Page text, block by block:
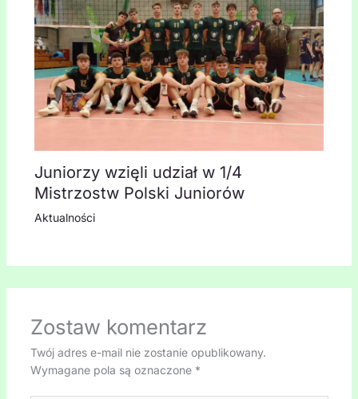
Juniorzy wzięli udział w 1/4
Mistrzostw Polski Juniorów
Aktualności
Zostaw komentarz
Twój adres e-mail nie zostanie opublikowany.
Wymagane pola są oznaczone *